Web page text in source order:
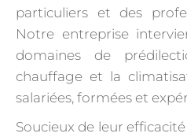
particuliers et des
Notre entreprise
domaines de
chauffage et la
salariées, formées et
Soucieux de leur